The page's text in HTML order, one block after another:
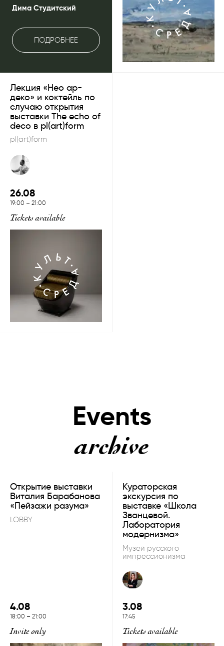
Дима Студитский
ПОДРОБНЕЕ
Лекция «Нео ар-
деко» и коктейль по
случаю открытия
выставки The echo of
deco в pl(art)form
pl(art)form
Tickets available
26.08
19:00 – 21:00
Events
archive
Открытие выставки
Виталия Барабанова
«Пейзажи разума»
LOBBY
Invite only
4.08
18:00 – 21:00
Кураторская
экскурсия по
выставке «Школа
Званцевой.
Лаборатория
модернизма»
Музей русского
импрессионизма
Tickets available
3.08
17:45